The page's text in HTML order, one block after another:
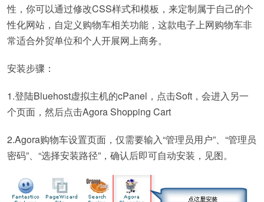
性，你可以通过修改CSS样式和模板，来定制属于自己的个
性化网站，自定义购物车相关功能，这款电子上网购物车非
常适合外贸单位和个人开展网上商务。
安装步骤：
1.登陆Bluehost虚拟主机的cPanel，点击Soft，会进入另一
个页面，然后点击Agora Shopping Cart
2.Agora购物车设置页面，仅需要输入“管理员用户”、“管理员
密码”、“选择安装路径”，确认后即可自动安装，见图。